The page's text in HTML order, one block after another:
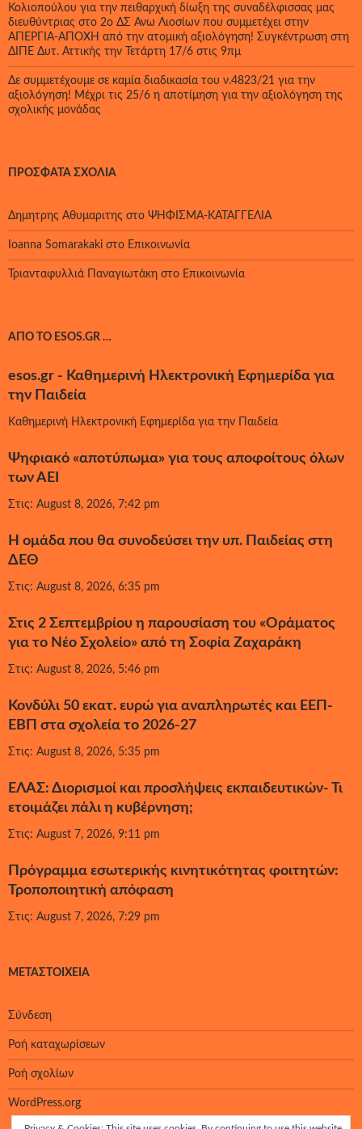
Κολιοπούλου για την πειθαρχική δίωξη της συναδέλφισσας μας
διευθύντριας στο 2ο ΔΣ Άνω Λιοσίων που συμμετέχει στην
ΑΠΕΡΓΙΑ-ΑΠΟΧΗ από την ατομική αξιολόγηση! Συγκέντρωση στη
ΔΙΠΕ Δυτ. Αττικής την Τετάρτη 17/6 στις 9πμ
Δε συμμετέχουμε σε καμία διαδικασία του ν.4823/21 για την
αξιολόγηση! Μέχρι τις 25/6 η αποτίμηση για την αξιολόγηση της
σχολικής μονάδας
ΠΡΌΣΦΑΤΑ ΣΧΌΛΙΑ
Δημητρης Αθυμαριτης στο ΨΗΦΙΣΜΑ-ΚΑΤΑΓΓΕΛΙΑ
Ioanna Somarakaki στο Επικοινωνία
Τριανταφυλλιά Παναγιωτάκη στο Επικοινωνία
ΑΠΌ ΤΟ ESOS.GR …
esos.gr - Καθημερινή Ηλεκτρονική Εφημερίδα για
την Παιδεία
Καθημερινή Ηλεκτρονική Εφημερίδα για την Παιδεία
Ψηφιακό «αποτύπωμα» για τους αποφοίτους όλων
των ΑΕΙ
Στις: August 8, 2026, 7:42 pm
Η ομάδα που θα συνοδεύσει την υπ. Παιδείας στη
ΔΕΘ
Στις: August 8, 2026, 6:35 pm
Στις 2 Σεπτεμβρίου η παρουσίαση του «Οράματος
για το Νέο Σχολείο» από τη Σοφία Ζαχαράκη
Στις: August 8, 2026, 5:46 pm
Κονδύλι 50 εκατ. ευρώ για αναπληρωτές και ΕΕΠ-
ΕΒΠ στα σχολεία το 2026-27
Στις: August 8, 2026, 5:35 pm
ΕΛΑΣ: Διορισμοί και προσλήψεις εκπαιδευτικών- Τι
ετοιμάζει πάλι η κυβέρνηση;
Στις: August 7, 2026, 9:11 pm
Πρόγραμμα εσωτερικής κινητικότητας φοιτητών:
Τροποποιητική απόφαση
Στις: August 7, 2026, 7:29 pm
ΜΕΤΑΣΤΟΙΧΕΊΑ
Σύνδεση
Ροή καταχωρίσεων
Ροή σχολίων
WordPress.org